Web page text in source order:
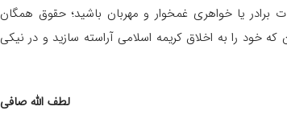
برادر يا خواهرى غمخوار و مهربان باشيد؛ حقوق همگان
خود را به اخلاق كريمه اسلامى آراسته سازيد و در نيكى
لطف الله صافى‏